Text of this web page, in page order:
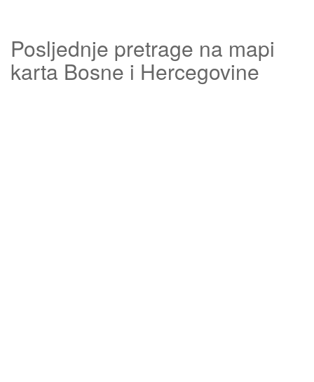
Posljednje pretrage na mapi
karta Bosne i Hercegovine